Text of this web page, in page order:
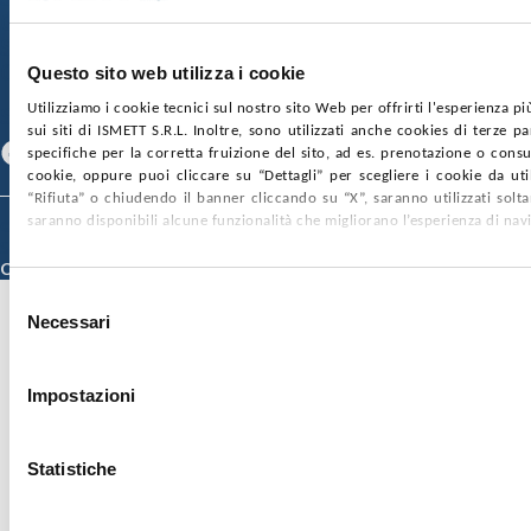
Questo sito web utilizza i cookie
Utilizziamo i cookie tecnici sul nostro sito Web per offrirti l'esperienza
sui siti di ISMETT S.R.L. Inoltre, sono utilizzati anche cookies di terze
specifiche per la corretta fruizione del sito, ad es. prenotazione o
cookie, oppure puoi cliccare su “Dettagli” per scegliere i cookie da
“Rifiuta” o chiudendo il banner cliccando su “X”, saranno utilizzati
saranno disponibili alcune funzionalità che migliorano l’esperienza di
delNecessari
Impostazioni
Statistiche
GARE E CONTRATTIPRIVACYCOOKIE POLICY
CONTATTI
SEGUICI SU
Facebook Linkedin Youtube
© 2026 ISMETT (Istituto Mediterraneo per i Trapianti e Terapie ad Alta
Credits